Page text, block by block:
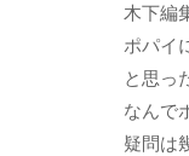
木下編
ポパイ
と思っ
なんで
疑問は